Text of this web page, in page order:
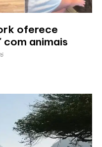
oferece
animais